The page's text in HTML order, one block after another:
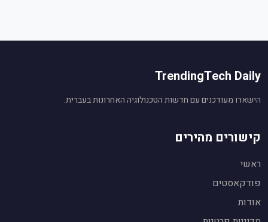
TrendingTech Daily
הישארו מעודכנים עם חדשות הטכנולוגיה האחרונות בעברית.
קישורים מהירים
ראשי
פודקאסטים
אודות